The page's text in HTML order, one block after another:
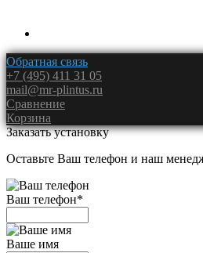
Обратная связь
+7 (495) 411 31 05
mail@mr-plintus.ru
Сравнение
Корзина
Заказать установку
Оставьте Ваш телефон и наш
Ваш телефон*
Ваше имя